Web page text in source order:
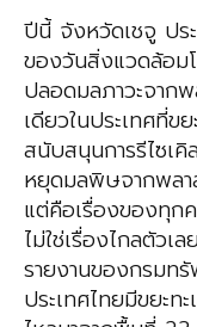
ปีนี้ จังหวัดเชจู ประ
ของวันสิ่งแวดล้อม
ปลอดมลภาวะจาก
เดียวในประเทศที่ข
สนับสนุนการรีไซเคิ
หยุดมลพิษจากพลา
แต่คือเรื่องของทุก
ไม่ใช่เรื่องไกลตัวเ
รายงานของกรมทรั
ประเทศไทยมีขยะ